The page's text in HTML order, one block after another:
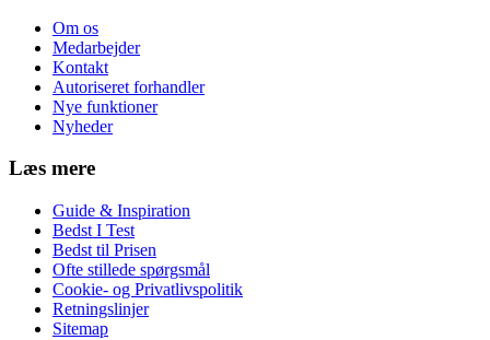
Om os
Medarbejder
Kontakt
Autoriseret forhandler
Nye funktioner
Nyheder
Læs mere
Guide & Inspiration
Bedst I Test
Bedst til Prisen
Ofte stillede spørgsmål
Cookie- og Privatlivspolitik
Retningslinjer
Sitemap